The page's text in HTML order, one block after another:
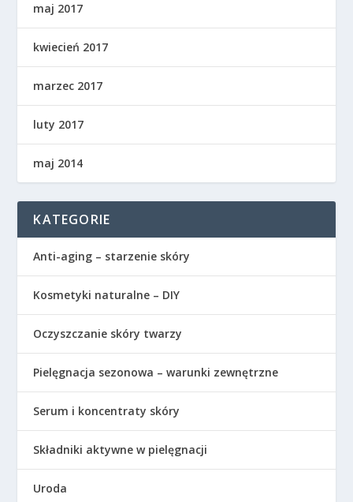
maj 2017
kwiecień 2017
marzec 2017
luty 2017
maj 2014
KATEGORIE
Anti-aging – starzenie skóry
Kosmetyki naturalne – DIY
Oczyszczanie skóry twarzy
Pielęgnacja sezonowa – warunki zewnętrzne
Serum i koncentraty skóry
Składniki aktywne w pielęgnacji
Uroda